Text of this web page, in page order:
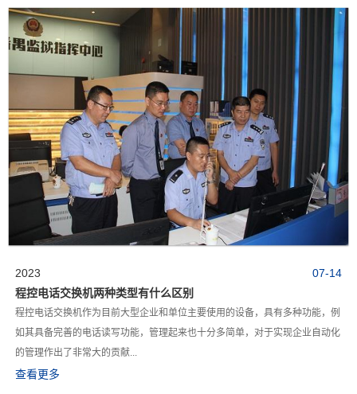
07-14
2023
程控电话交换机两种类型有什么区别
程控电话交换机作为目前大型企业和单位主要使用的设备，具有多种功能，例
如其具备完善的电话读写功能，管理起来也十分多简单，对于实现企业自动化
的管理作出了非常大的贡献...
查看更多